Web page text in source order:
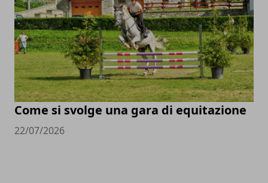
Come si svolge una gara di equitazione
22/07/2026